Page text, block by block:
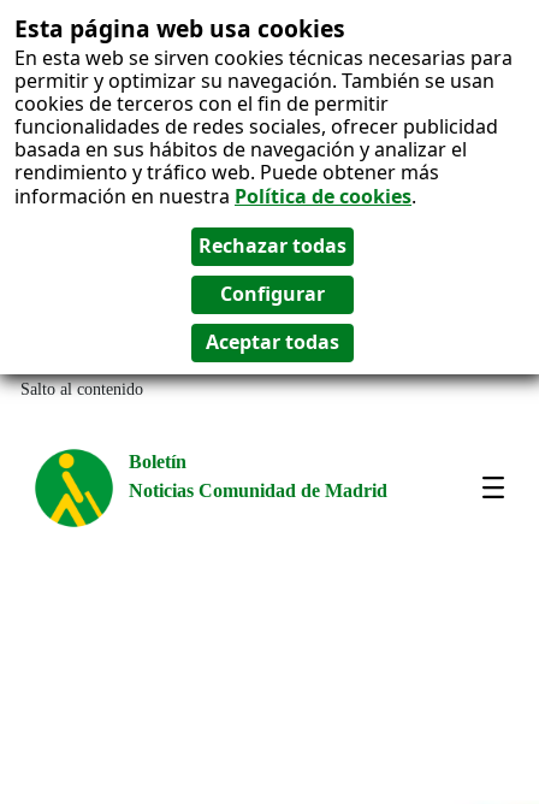
Esta página web usa cookies
En esta web se sirven cookies técnicas necesarias para
permitir y optimizar su navegación. También se usan
cookies de terceros con el fin de permitir
funcionalidades de redes sociales, ofrecer publicidad
basada en sus hábitos de navegación y analizar el
rendimiento y tráfico web. Puede obtener más
información en nuestra Política de cookies.
Salto al contenido
Boletín
Noticias Comunidad de Madrid